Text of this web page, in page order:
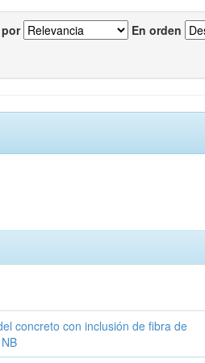
En orden
concreto con inclusión de fibra de